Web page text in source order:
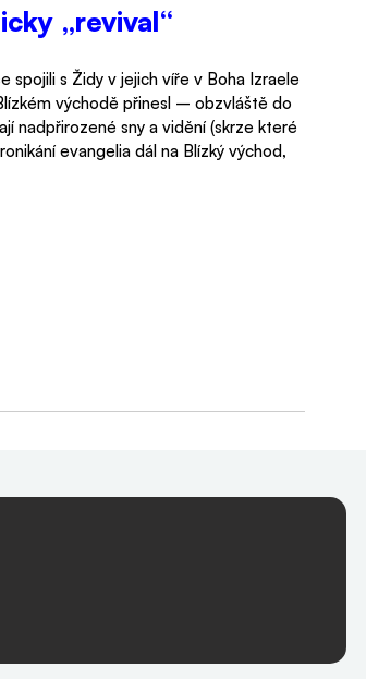
„revival“
spojili s Židy v jejich víře v Boha Izraele
východě přinesl – obzvláště do
nadpřirozené sny a vidění (skrze které
evangelia dál na Blízký východ,